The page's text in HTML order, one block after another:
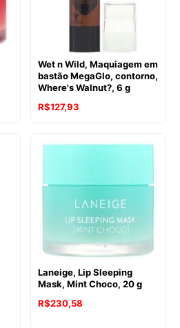
Wet n Wild, Maquiagem em
bastão MegaGlo, contorno,
Where's Walnut?, 6 g
R$127,93
Laneige, Lip Sleeping
Mask, Mint Choco, 20 g
R$230,58